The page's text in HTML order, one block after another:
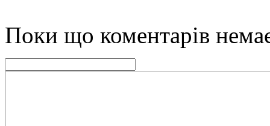
Поки що коментарів